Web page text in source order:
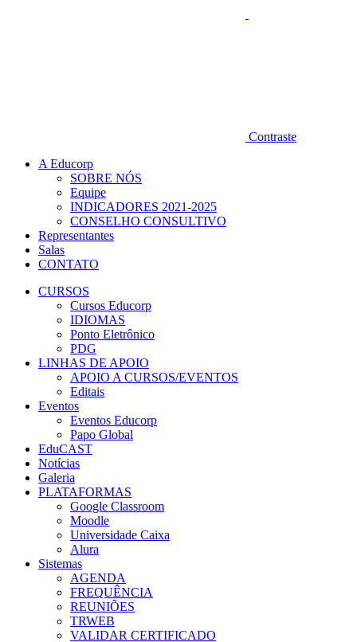
Contraste
A Educorp
SOBRE NÓS
Equipe
INDICADORES 2021-2025
CONSELHO CONSULTIVO
Representantes
Salas
CONTATO
CURSOS
Cursos Educorp
IDIOMAS
Ponto Eletrônico
PDG
LINHAS DE APOIO
APOIO A CURSOS/EVENTOS
Editais
Eventos
Eventos Educorp
Papo Global
EduCAST
Notícias
Galeria
PLATAFORMAS
Google Classroom
Moodle
Universidade Caixa
Alura
Sistemas
AGENDA
FREQUÊNCIA
REUNIÕES
TRWEB
VALIDAR CERTIFICADO